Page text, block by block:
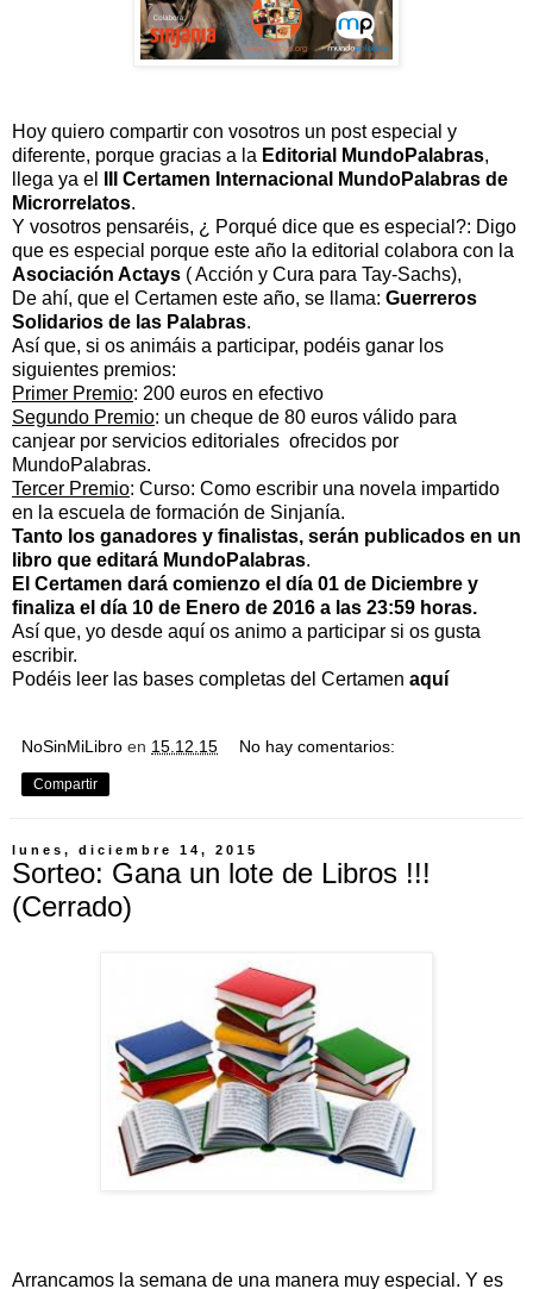
Hoy quiero compartir con vosotros un post especial y
diferente, porque gracias a la Editorial MundoPalabras,
llega ya el
III Certamen Internacional MundoPalabras de
Microrrelatos.
Y vosotros pensaréis, ¿ Porqué dice que es especial?: Digo
que es especial porque este año la editorial colabora con la
Asociación Actays ( Acción y Cura para Tay-Sachs),
De ahí, que el Certamen este año, se llama: Guerreros
Solidarios de las Palabras.
Así que, si os animáis a participar, podéis ganar los
siguientes premios:
Primer Premio: 200 euros en efectivo
Segundo Premio: un cheque de 80 euros válido para
canjear por servicios editoriales ofrecidos por
MundoPalabras.
Tercer Premio: Curso: Como escribir una novela impartido
en la escuela de formación de Sinjanía.
Tanto los ganadores y finalistas, serán publicados en un
libro que editará MundoPalabras.
El Certamen dará comienzo el día 01 de Diciembre y
finaliza el día 10 de Enero de 2016 a las 23:59 horas.
Así que, yo desde aquí os animo a participar si os gusta
escribir.
Podéis leer las bases completas del Certamen aquí
NoSinMiLibro en 15.12.15 No hay comentarios:
Compartir
lunes, diciembre 14, 2015
Sorteo: Gana un lote de Libros !!!
(Cerrado)
Arrancamos la semana de una manera muy especial. Y es